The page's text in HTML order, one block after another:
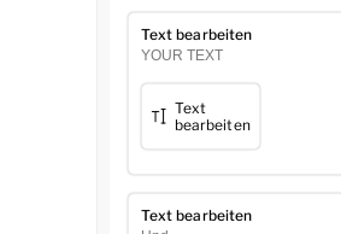
Text bearbeiten
YOUR TEXT
Text
bearbeiten
Text bearbeiten